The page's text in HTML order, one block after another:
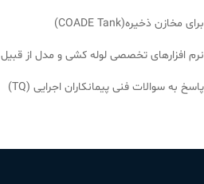
برای مخازن ذخیره(COADE Tank)
نرم افزارهای تخصصی لوله کشی و مدل از قبیل PDMS
پاسخ به سوالات فنی پیمانکاران اجرایی (TQ)